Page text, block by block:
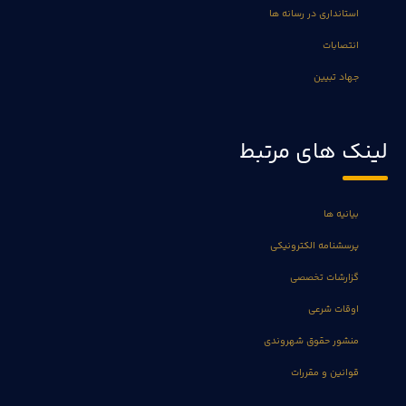
استانداری در رسانه ها
انتصابات
جهاد تبیین
لینک های مرتبط
بیانیه ها
پرسشنامه الکترونیکی
گزارشات تخصصی
اوقات شرعی
منشور حقوق شهروندی
قوانین و مقررات